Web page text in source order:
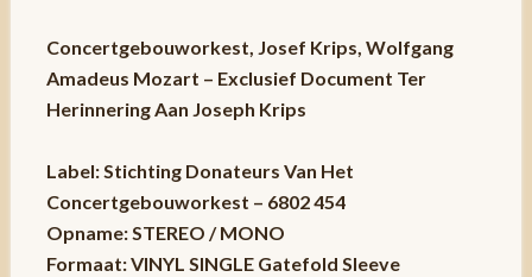
Concertgebouworkest, Josef Krips, Wolfgang
Amadeus Mozart – Exclusief Document Ter
Herinnering Aan Joseph Krips
Label: Stichting Donateurs Van Het
Concertgebouworkest – 6802 454
Opname: STEREO / MONO
Formaat: VINYL SINGLE Gatefold Sleeve